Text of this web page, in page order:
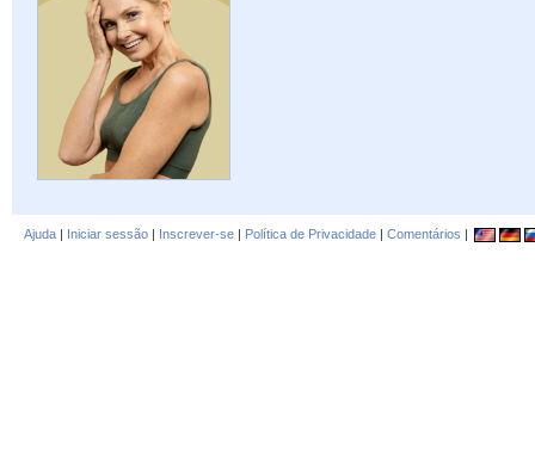
Ajuda | Iniciar sessão | Inscrever-se | Política de Privacidade | Comentários |